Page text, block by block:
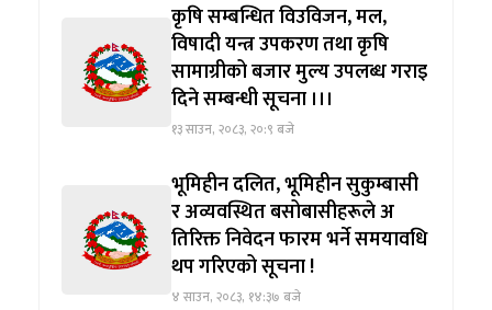
कृषि सम्बन्धित विउविजन, मल,
विषादी यन्त्र उपकरण तथा कृषि
सामाग्रीको बजार मुल्य उपलब्ध गराइ
दिने सम्बन्धी सूचना ।।।
१३ साउन, २०८३, २०:९ बजे
भूमिहीन दलित, भूमिहीन सुकुम्बासी
र अव्यवस्थित बसोबासीहरूले अ
तिरिक्त निवेदन फारम भर्ने समयावधि
थप गरिएको सूचना !
४ साउन, २०८३, १४:३७ बजे